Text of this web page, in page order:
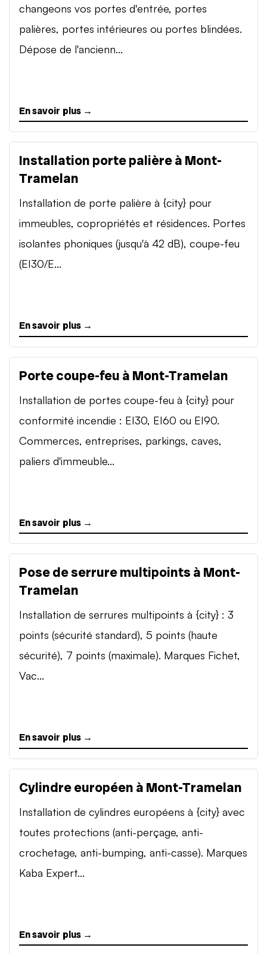
changeons vos portes d'entrée, portes
palières, portes intérieures ou portes blindées.
Dépose de l'ancienn...
En savoir plus →
Installation porte palière à Mont-
Tramelan
Installation de porte palière à {city} pour
immeubles, copropriétés et résidences. Portes
isolantes phoniques (jusqu'à 42 dB), coupe-feu
(EI30/E...
En savoir plus →
Porte coupe-feu à Mont-Tramelan
Installation de portes coupe-feu à {city} pour
conformité incendie : EI30, EI60 ou EI90.
Commerces, entreprises, parkings, caves,
paliers d'immeuble...
En savoir plus →
Pose de serrure multipoints à Mont-
Tramelan
Installation de serrures multipoints à {city} : 3
points (sécurité standard), 5 points (haute
sécurité), 7 points (maximale). Marques Fichet,
Vac...
En savoir plus →
Cylindre européen à Mont-Tramelan
Installation de cylindres européens à {city} avec
toutes protections (anti-perçage, anti-
crochetage, anti-bumping, anti-casse). Marques
Kaba Expert...
En savoir plus →